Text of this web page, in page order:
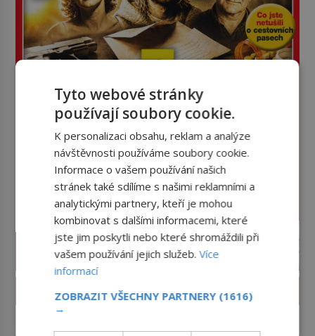
PROLISTOVAT ČASOPIS
Tyto webové stránky
používají soubory cookie.
K personalizaci obsahu, reklam a analýze
návštěvnosti používáme soubory cookie.
Informace o vašem používání našich
stránek také sdílíme s našimi reklamními a
analytickými partnery, kteří je mohou
kombinovat s dalšími informacemi, které
jste jim poskytli nebo které shromáždili při
vašem používání jejich služeb.Více
informací
ZOBRAZIT VŠECHNY PARTNERY (1616)
→